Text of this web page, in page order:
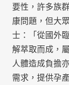
要性，許多族
康問題，但大
士：「從國外
解萃取而成，
人體造成負擔
需求，提供孕